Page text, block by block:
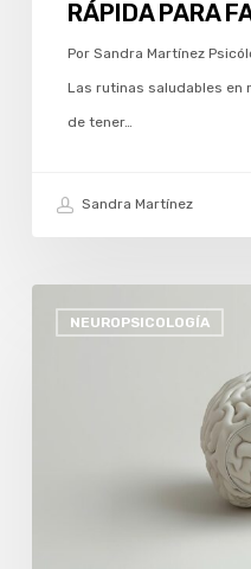
PARA
FAMILIAS
RÁPIDA PARA
Por Sandra Martínez
Las rutinas saludables en
de tener…
Sandra Martínez
NEUROPSICOLOGÍA
NUEVO